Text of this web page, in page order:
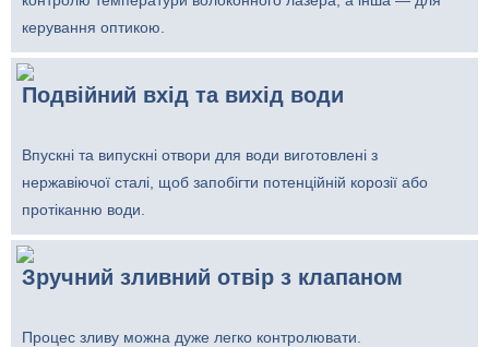
керування оптикою.
Подвійний вхід та вихід води
Впускні та випускні отвори для води виготовлені з
нержавіючої сталі, щоб запобігти потенційній корозії або
протіканню води.
Зручний зливний отвір з клапаном
Процес зливу можна дуже легко контролювати.